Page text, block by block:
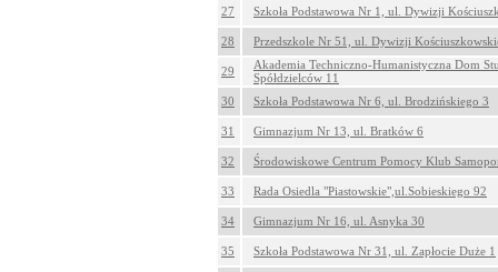
27 Szkoła Podstawowa Nr 1, ul. Dywizji
28 Przedszkole Nr 51, ul. Dywizji
29
Akademia Techniczno-Humanistyczna Dom
Spółdzielców 11
30
Szkoła Podstawowa Nr 6, ul. Brodzińskiego 3
31 Gimnazjum Nr 13, ul. Bratków 6
32 Środowiskowe Centrum Pomocy Klub
33 Rada Osiedla "Piastowskie",ul.Sobieskiego 92
34 Gimnazjum Nr 16, ul. Asnyka 30
35 Szkoła Podstawowa Nr 31, ul. Zapłocie Duże 1